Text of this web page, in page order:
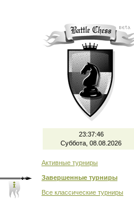
23:37:47
Суббота, 08.08.2026
Активные турниры
Завершенные турниры
Все классические турниры